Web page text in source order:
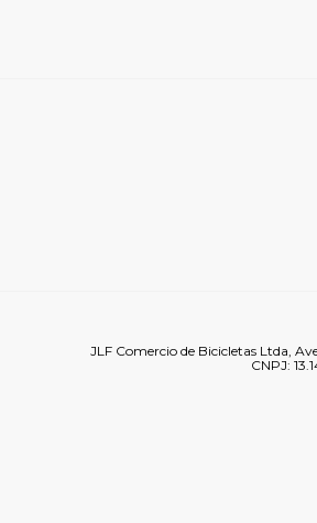
JLF Comercio de Bicicletas Ltda,
CNPJ: